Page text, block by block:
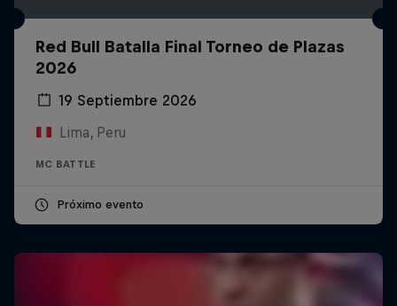
Red Bull Batalla Final Torneo de Plazas
2026
19 Septiembre 2026
Lima, Peru
MC BATTLE
Próximo evento